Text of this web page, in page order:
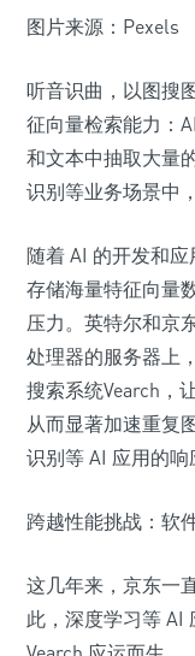
图片来源：Pexels
听音识曲，以图搜
征向量检索能力：
和文本中抽取大量
识别等业务场景中
随着 AI 的开发和应
存储海量特征向量
压力。英特尔和京
处理器的服务器上
搜索系统Vearch，
从而显著加速重复
识别等 AI 应用的响
跨越性能挑战：软
这几年来，京东一
此，深度学习等 AI